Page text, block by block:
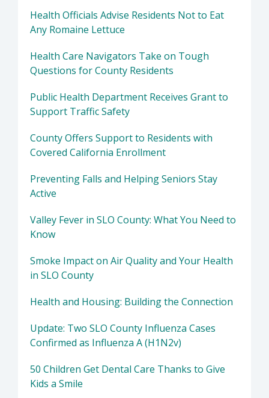
Health Officials Advise Residents Not to Eat
Any Romaine Lettuce
Health Care Navigators Take on Tough
Questions for County Residents
Public Health Department Receives Grant to
Support Traffic Safety
County Offers Support to Residents with
Covered California Enrollment
Preventing Falls and Helping Seniors Stay
Active
Valley Fever in SLO County: What You Need to
Know
Smoke Impact on Air Quality and Your Health
in SLO County
Health and Housing: Building the Connection
Update: Two SLO County Influenza Cases
Confirmed as Influenza A (H1N2v)
50 Children Get Dental Care Thanks to Give
Kids a Smile